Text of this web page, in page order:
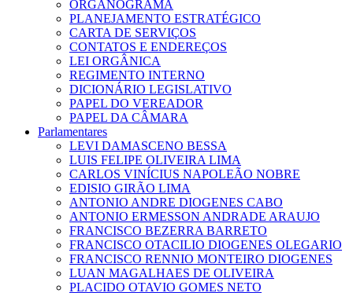
ORGANOGRAMA
PLANEJAMENTO ESTRATÉGICO
CARTA DE SERVIÇOS
CONTATOS E ENDEREÇOS
LEI ORGÂNICA
REGIMENTO INTERNO
DICIONÁRIO LEGISLATIVO
PAPEL DO VEREADOR
PAPEL DA CÂMARA
Parlamentares
LEVI DAMASCENO BESSA
LUIS FELIPE OLIVEIRA LIMA
CARLOS VINÍCIUS NAPOLEÃO NOBRE
EDISIO GIRÃO LIMA
ANTONIO ANDRE DIOGENES CABO
ANTONIO ERMESSON ANDRADE ARAUJO
FRANCISCO BEZERRA BARRETO
FRANCISCO OTACILIO DIOGENES OLEGARIO
FRANCISCO RENNIO MONTEIRO DIOGENES
LUAN MAGALHAES DE OLIVEIRA
PLACIDO OTAVIO GOMES NETO